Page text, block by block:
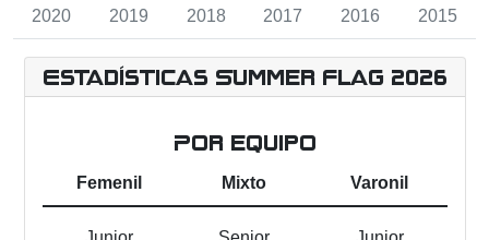
2020 2019 2018 2017 2016 2015
Estadísticas Summer Flag 2026
Por equipo
Femenil Mixto Varonil